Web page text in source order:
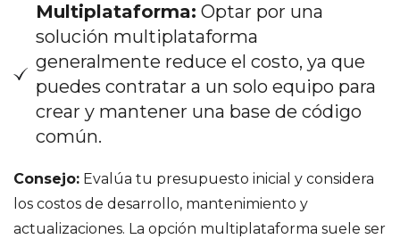
Multiplataforma: Optar por una
solución multiplataforma
generalmente reduce el costo, ya que
puedes contratar a un solo equipo para
crear y mantener una base de código
común.
Consejo: Evalúa tu presupuesto inicial y considera
los costos de desarrollo, mantenimiento y
actualizaciones. La opción multiplataforma suele ser